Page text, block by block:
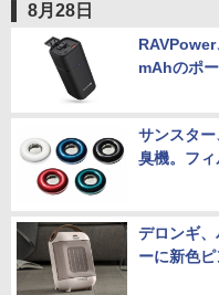
8月28日
mAhのポ
サンスタ
臭機。フ
デロンギ
ーに新色ピ